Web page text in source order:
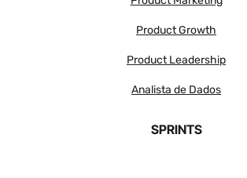
Product Growth
Product Leadership
Analista de Dados
SPRINTS